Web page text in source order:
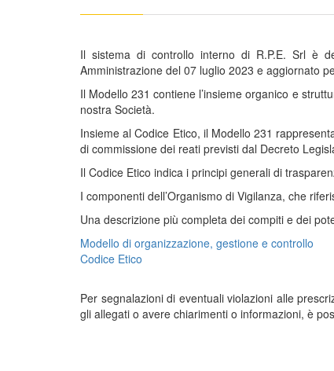
Il sistema di controllo interno di R.P.E. Srl è
Amministrazione del 07 luglio 2023 e aggiornato
Il Modello 231 contiene l’insieme organico e
nostra Società.
Insieme al Codice Etico, il Modello 231
di commissione dei reati previsti dal Decreto
Il Codice Etico indica i principi generali di
I componenti dell’Organismo di Vigilanza, che
Una descrizione più completa dei compiti e dei
Modello di organizzazione, gestione e controllo
Codice Etico
Per segnalazioni di eventuali violazioni alle
gli allegati o avere chiarimenti o informazioni, è